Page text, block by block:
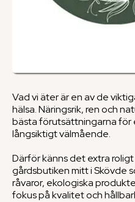
Vad vi äter är en av de
hälsa. Näringsrik, ren och
bästa förutsättningarna
långsiktigt välmående.
Därför känns det extra
gårdsbutiken mitt i Skövde
råvaror, ekologiska
fokus på kvalitet och